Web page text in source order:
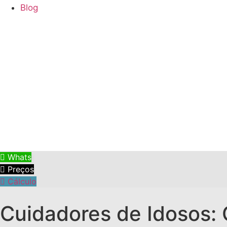
Blog
Whats
Preços
Cálculo
Cuidadores de Idosos: